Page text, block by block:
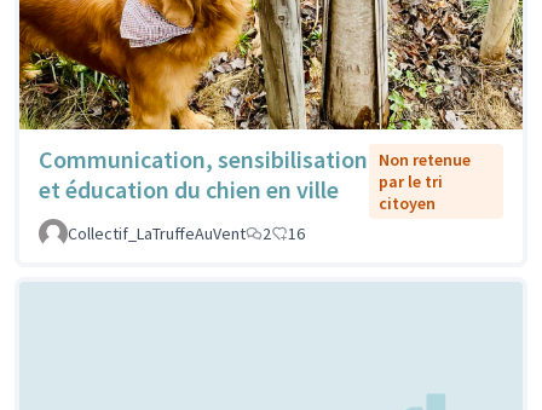
Communication, sensibilisation
et éducation du chien en ville
Non retenue
par le tri
citoyen
Collectif_LaTruffeAuVent
2 16